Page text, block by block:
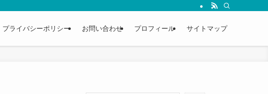
プライバシーポリシー お問い合わせ プロフィール サイトマップ